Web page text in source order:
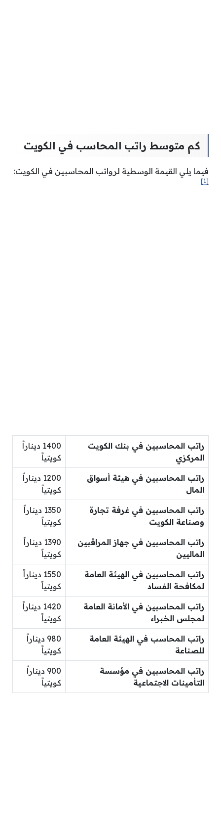
كم متوسط راتب المحاسب في الكويت
فيما يلي القيمة الوسطية لرواتب المحاسبين في الكويت:
[1]
راتب المحاسبين في بنك الكويت
المركزي
1400 ديناراً
كويتياً
راتب المحاسبين في هيئة أسواق
المال
1200 ديناراً
كويتياً
راتب المحاسبين في غرفة تجارة
وصناعة الكويت
1350 ديناراً
كويتياً
راتب المحاسبين في جهاز المراقبين
الماليين
1390 ديناراً
كويتياً
راتب المحاسبين في الهيئة العامة
لمكافحة الفساد
1550 ديناراً
كويتياً
راتب المحاسبين في الأمانة العامة
لمجلس الخبراء
1420 ديناراً
كويتياً
راتب المحاسب في الهيئة العامة
للصناعة
980 ديناراً
كويتياً
راتب المحاسبين في مؤسسة
التأمينات الاجتماعية
900 ديناراً
كويتياً